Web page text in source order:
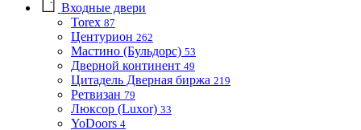
Входные двери
Torex 87
Центурион 262
Мастино (Бульдорс) 53
Дверной континент 49
Цитадель Дверная биржа 219
Ретвизан 79
Люксор (Luxor) 33
YoDoors 4